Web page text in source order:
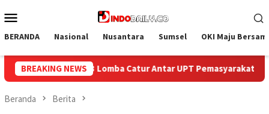
ke
Mobile
BERANDA Nasional Nusantara Sumsel OKI Maju
BREAKING NEWS
Pemasyarakatan se-Palembang Raya Semarak HUT
Beranda Berita